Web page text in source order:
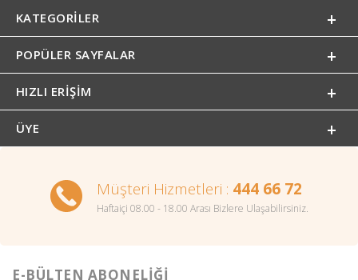
KATEGORILER
POPÜLER SAYFALAR
HIZLI ERIŞIM
ÜYE
Müşteri Hizmetleri : 444 66 72
Haftaiçi 08.00 - 18.00 Arası Bizlere Ulaşabilirsiniz.
E-BÜLTEN ABONELİĞİ